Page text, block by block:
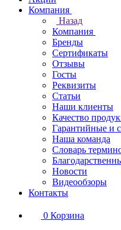
Компания
Назад
Компания
Бренды
Сертификаты
Отзывы
Госты
Реквизиты
Статьи
Наши клиенты
Качество
Гарантийные и
Наша команда
Словарь
Новости
Видеообзоры
Контакты
0 Корзина